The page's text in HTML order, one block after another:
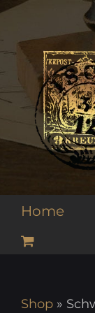
Zum
springen
Home
Shop »